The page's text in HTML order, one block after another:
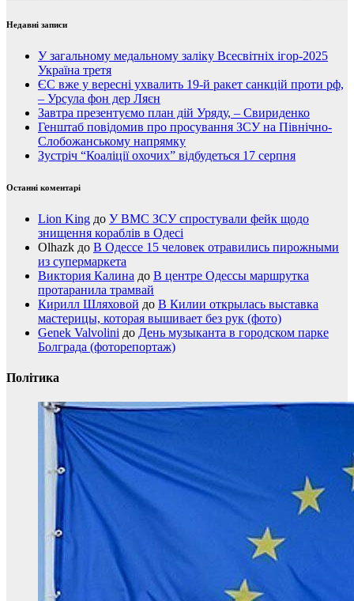
Недавні записи
У загальному медальному заліку Всесвітніх ігор-2025
Україна третя
ЄС вже у вересні ухвалить 19-й ракет санкцій проти рф,
– Урсула фон дер Ляєн
Завтра презентуємо план дій Уряду, – Свириденко
Генштаб повідомив про просування ЗСУ на Північно-
Слобожанському напрямку
Зустріч “Коаліції охочих” відбудеться 17 серпня
Останні коментарі
Lion King до У ВМС ЗСУ спростували фейк щодо
знищення кораблів в Одесі
Olhazk до В Одессе 15 человек отравились пирожными
из супермаркета
Виктория Калина до В центре Одессы маршрутка
протаранила трамвай
Кирилл Шляховой до В Килии открылась выставка
мастерицы, которая вышивает без рук (фото)
Genek Valvolini до День музыканта в городском парке
Болграда (фоторепортаж)
Політика